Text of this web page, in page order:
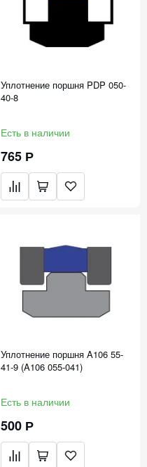
Уплотнение поршня PDP 050-
40-8
Есть в наличии
765 Р
Уплотнение поршня A106 55-
41-9 (A106 055-041)
Есть в наличии
500 Р